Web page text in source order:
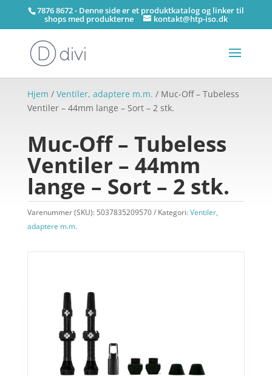
7876 8672 - Denne side er et produktkatalog og linker til
shops med produkterne kontakt@htp-iso.dk
Hjem / Ventiler, adaptere m.m. / Muc-Off – Tubeless
Ventiler – 44mm lange – Sort – 2 stk.
Muc-Off – Tubeless
Ventiler – 44mm
lange – Sort – 2 stk.
Varenummer (SKU): 5037835209570 Kategori:Ventiler,
adaptere m.m.